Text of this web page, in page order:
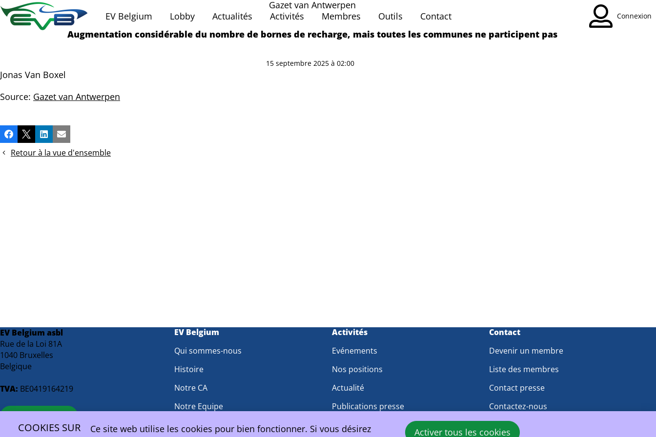
EV Belgium Lobby Actualités Activités Membres Outils Contact Connexion
Gazet van Antwerpen
Augmentation considérable du nombre de bornes de recharge, mais toutes les communes ne participent pas
15 septembre 2025 à 02:00
Jonas Van Boxel
Source: Gazet van Antwerpen
Partager
cette
publication!
Facebook
X LinkedInEmail
Retour à la vue d'ensemble
EV Belgium asbl
Rue de la Loi 81A
1040 Bruxelles
Belgique
TVA: BE0419164219
EV Belgium
Qui sommes-nous
Histoire
Notre CA
Notre Equipe
Groupes de travail
Activités
Evénements
Nos positions
Actualité
Publications presse
Contact
Devenir un membre
Liste des membres
Contact presse
Contactez-nous
COOKIES SUR
Ce site web utilise les cookies pour bien fonctionner. Si vous désirez
Activer tous les cookies